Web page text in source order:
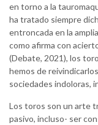
en torno a la
ha tratado siempre
entroncada en la
como afirma con
(Debate, 2021), los
hemos de
sociedades indoloras,
Los toros son un arte
pasivo, incluso- ser